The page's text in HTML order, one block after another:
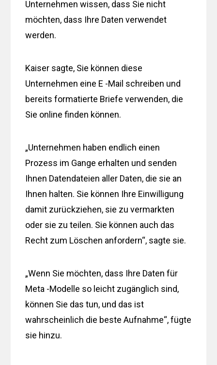
Unternehmen wissen, dass Sie nicht
möchten, dass Ihre Daten verwendet
werden.
Kaiser sagte, Sie können diese
Unternehmen eine E -Mail schreiben und
bereits formatierte Briefe verwenden, die
Sie online finden können.
„Unternehmen haben endlich einen
Prozess im Gange erhalten und senden
Ihnen Datendateien aller Daten, die sie an
Ihnen halten. Sie können Ihre Einwilligung
damit zurückziehen, sie zu vermarkten
oder sie zu teilen. Sie können auch das
Recht zum Löschen anfordern“, sagte sie.
„Wenn Sie möchten, dass Ihre Daten für
Meta -Modelle so leicht zugänglich sind,
können Sie das tun, und das ist
wahrscheinlich die beste Aufnahme“, fügte
sie hinzu.